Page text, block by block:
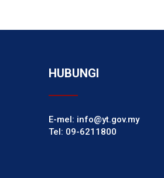
HUBUNGI
E-mel: info@yt.gov.my
Tel: 09-6211800